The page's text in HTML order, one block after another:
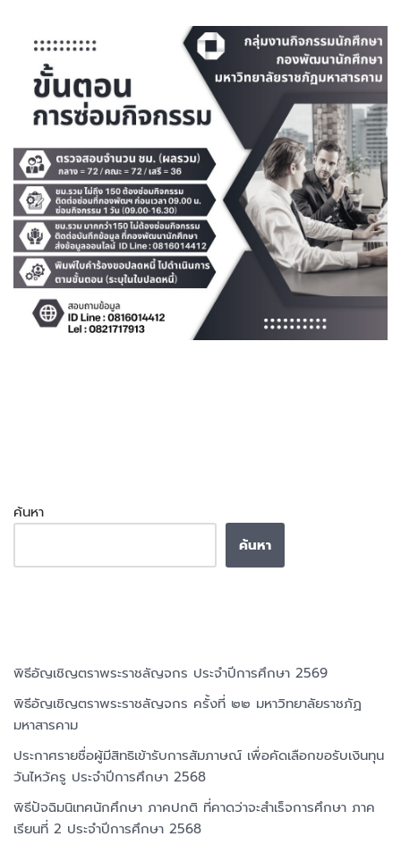
ค้นหา
ค้นหา
พิธีอัญเชิญตราพระราชลัญจกร ประจำปีการศึกษา 2569
พิธีอัญเชิญตราพระราชลัญจกร ครั้งที่ ๒๒ มหาวิทยาลัยราชภัฏ
มหาสารคาม
ประกาศรายชื่อผู้มีสิทธิเข้ารับการสัมภาษณ์ เพื่อคัดเลือกขอรับเงินทุน
วันไหว้ครู ประจำปีการศึกษา 2568
พิธีปัจฉิมนิเทศนักศึกษา ภาคปกติ ที่คาดว่าจะสำเร็จการศึกษา ภาค
เรียนที่ 2 ประจำปีการศึกษา 2568